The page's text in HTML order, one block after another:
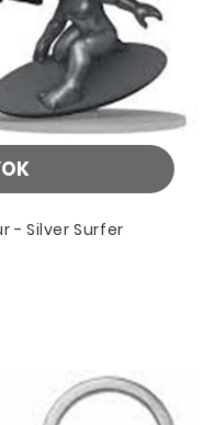
- Silver Surfer